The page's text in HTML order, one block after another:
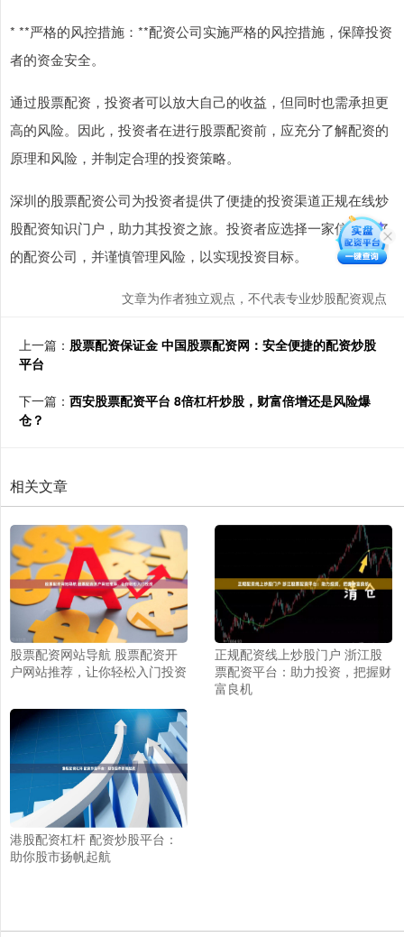
* **严格的风控措施：**配资公司实施严格的风控措施，保障投资
者的资金安全。
通过股票配资，投资者可以放大自己的收益，但同时也需承担更
高的风险。因此，投资者在进行股票配资前，应充分了解配资的
原理和风险，并制定合理的投资策略。
深圳的股票配资公司为投资者提供了便捷的投资渠道正规在线炒
股配资知识门户，助力其投资之旅。投资者应选择一家信誉良好
的配资公司，并谨慎管理风险，以实现投资目标。
文章为作者独立观点，不代表专业炒股配资观点
上一篇： 股票配资保证金 中国股票配资网：安全便捷的配资炒股
平台
下一篇： 西安股票配资平台 8倍杠杆炒股，财富倍增还是风险爆
仓？
相关文章
股票配资网站导航 股票配资开
户网站推荐，让你轻松入门投资
正规配资线上炒股门户 浙江股
票配资平台：助力投资，把握财
富良机
港股配资杠杆 配资炒股平台：
助你股市扬帆起航